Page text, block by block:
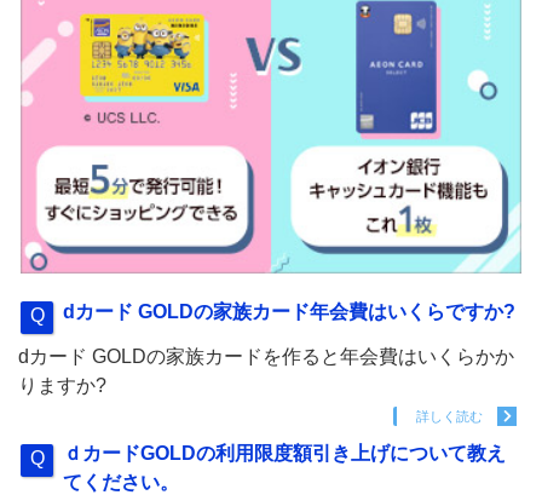
dカード GOLDの家族カード年会費はいくらですか?
dカード GOLDの家族カードを作ると年会費はいくらかか
りますか?
詳しく読む
ｄカードGOLDの利用限度額引き上げについて教え
てください。